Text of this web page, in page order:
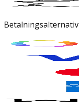
Betalningsalternativ